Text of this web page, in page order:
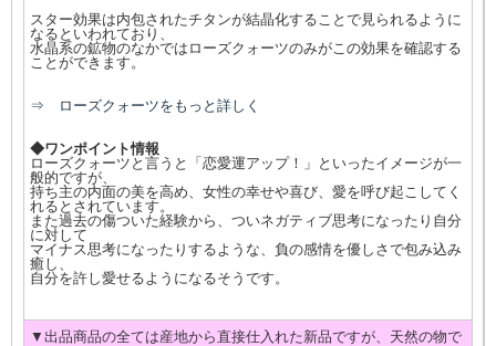
スター効果は内包されたチタンが結晶化することで見られるように
なるといわれており、
水晶系の鉱物のなかではローズクォーツのみがこの効果を確認する
ことができます。
⇒ ローズクォーツをもっと詳しく
◆ワンポイント情報
ローズクォーツと言うと「恋愛運アップ！」といったイメージが一
般的ですが、
持ち主の内面の美を高め、女性の幸せや喜び、愛を呼び起こしてく
れるとされています。
また過去の傷ついた経験から、ついネガティブ思考になったり自分
に対して
マイナス思考になったりするような、負の感情を優しさで包み込み
癒し、
自分を許し愛せるようになるそうです。
▼出品商品の全ては産地から直接仕入れた新品ですが、天然の物で